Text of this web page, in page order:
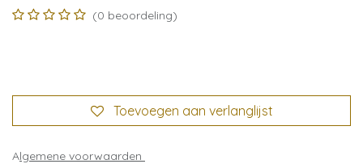
(0 beoordeling)
Toevoegen aan verlanglijst
Algemene voorwaarden